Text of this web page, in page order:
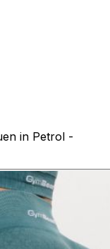
in Petrol -